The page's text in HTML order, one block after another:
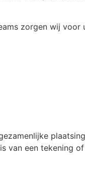
zorgen wij voor
van een tekening